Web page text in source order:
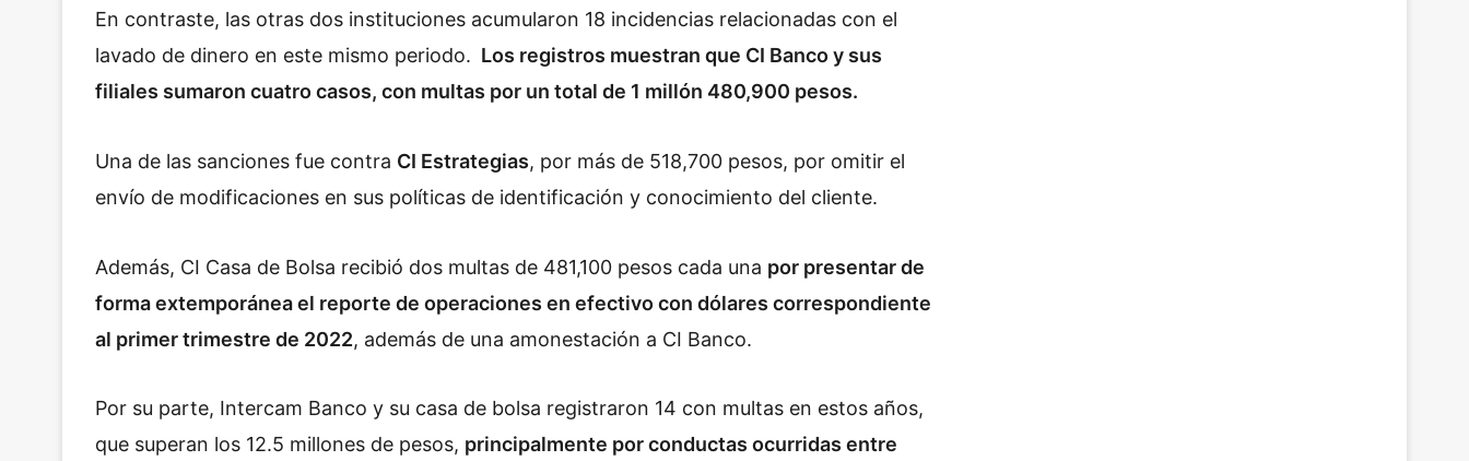
En contraste, las otras dos instituciones acumularon 18 incidencias relacionadas con el
lavado de dinero en este mismo periodo. Los registros muestran que CI Banco y sus
filiales sumaron cuatro casos, con multas por un total de 1 millón 480,900 pesos.
Una de las sanciones fue contra CI Estrategias, por más de 518,700 pesos, por omitir el
envío de modificaciones en sus políticas de identificación y conocimiento del cliente.
Además, CI Casa de Bolsa recibió dos multas de 481,100 pesos cada una por presentar de
forma extemporánea el reporte de operaciones en efectivo con dólares correspondiente
al primer trimestre de 2022, además de una amonestación a CI Banco.
Por su parte, Intercam Banco y su casa de bolsa registraron 14 con multas en estos años,
que superan los 12.5 millones de pesos, principalmente por conductas ocurridas entre